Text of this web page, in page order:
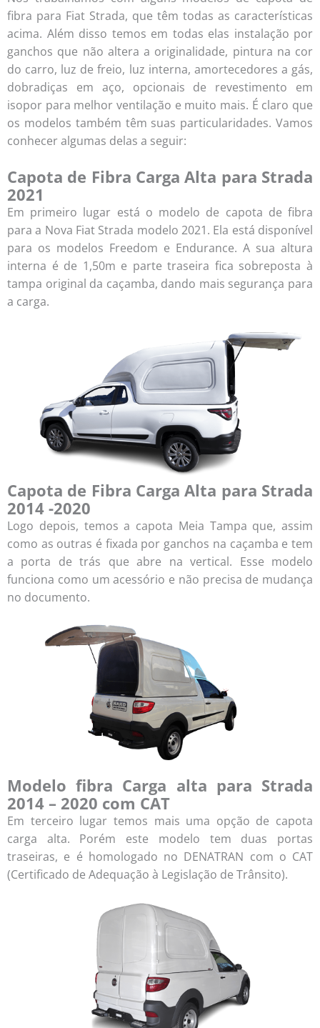
fibra para Fiat Strada, que têm todas as características
acima. Além disso temos em todas elas instalação por
ganchos que não altera a originalidade, pintura na cor
do carro, luz de freio, luz interna, amortecedores a gás,
dobradiças em aço, opcionais de revestimento em
isopor para melhor ventilação e muito mais. É claro que
os modelos também têm suas particularidades. Vamos
conhecer algumas delas a seguir:
Capota de Fibra Carga Alta para Strada
2021
Em primeiro lugar está o modelo de capota de fibra
para a Nova Fiat Strada modelo 2021. Ela está disponível
para os modelos Freedom e Endurance. A sua altura
interna é de 1,50m e parte traseira fica sobreposta à
tampa original da caçamba, dando mais segurança para
a carga.
Capota de Fibra Carga Alta para Strada
2014 -2020
Logo depois, temos a capota Meia Tampa que, assim
como as outras é fixada por ganchos na caçamba e tem
a porta de trás que abre na vertical. Esse modelo
funciona como um acessório e não precisa de mudança
no documento.
Modelo fibra Carga alta para Strada
2014 – 2020 com CAT
Em terceiro lugar temos mais uma opção de capota
carga alta. Porém este modelo tem duas portas
traseiras, e é homologado no DENATRAN com o CAT
(Certificado de Adequação à Legislação de Trânsito).